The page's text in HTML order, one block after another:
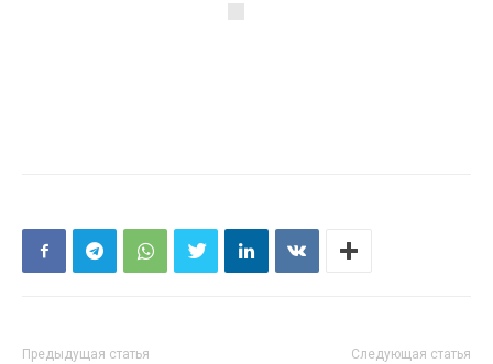
Предыдущая статья Следующая статья